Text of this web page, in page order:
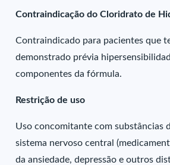
Contraindicação do Cloridrato de
Contraindicado para pacientes que
demonstrado prévia
componentes da fórmula.
Restrição de uso
Uso concomitante com substâncias
sistema nervoso central
da ansiedade, depressão e outros